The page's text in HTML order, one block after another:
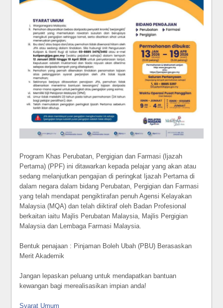
Program Khas Perubatan, Pergigian dan Farmasi (Ijazah
Pertama) (PPF) ini ditawarkan kepada pelajar yang akan atau
sedang melanjutkan pengajian di peringkat Ijazah Pertama di
dalam negara dalam bidang Perubatan, Pergigian dan Farmasi
yang telah mendapat pengiktirafan penuh Agensi Kelayakan
Malaysia (MQA) dan telah diiktiraf oleh Badan Profesional
berkaitan iaitu Majlis Perubatan Malaysia, Majlis Pergigian
Malaysia dan Lembaga Farmasi Malaysia.
Bentuk penajaan : Pinjaman Boleh Ubah (PBU) Berasaskan
Merit Akademik
Jangan lepaskan peluang untuk mendapatkan bantuan
kewangan bagi merealisasikan impian anda!
Syarat Umum